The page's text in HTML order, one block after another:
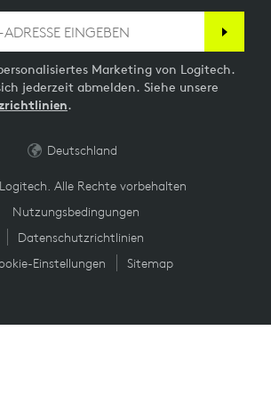
Marketing von Logitech.
jederzeit abmelden. Siehe unsere
.
Alle Rechte vorbehalten
Nutzungsbedingungen
Datenschutzrichtlinien
Einstellungen
Sitemap
Deutschland